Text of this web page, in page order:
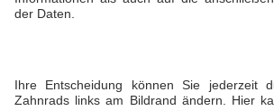
Winter: Montag bis Freitag von 7:00